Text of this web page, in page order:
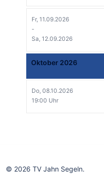
Fr, 11.09.2026
-
Sa, 12.09.2026
Oktober 2026
Do, 08.10.2026
19:00 Uhr
© 2026 TV Jahn Segeln.